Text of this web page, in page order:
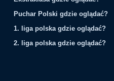
Puchar Polski gdzie oglądać?
1. liga polska gdzie oglądać?
2. liga polska gdzie oglądać?